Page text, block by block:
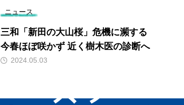
ニュース
三和「新田の大山桜」危機に瀕する
今春ほぼ咲かず 近く樹木医の診断へ
2024.05.03